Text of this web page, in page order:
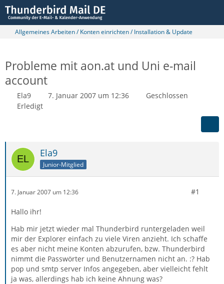
Allgemeines Arbeiten / Konten einrichten / Installation & Update
Probleme mit aon.at und Uni e-mail
account
Ela9 7. Januar 2007 um 12:36
Geschlossen
Erledigt
Ela9
Junior-Mitglied
7. Januar 2007 um 12:36 #1
Hallo ihr!
Hab mir jetzt wieder mal Thunderbird runtergeladen weil
mir der Explorer einfach zu viele Viren anzieht. Ich schaffe
es aber nicht meine Konten abzurufen, bzw. Thunderbird
nimmt die Passwörter und Benutzernamen nicht an. :? Hab
pop und smtp server Infos angegeben, aber vielleicht fehlt
ja was, allerdings hab ich keine Ahnung was?